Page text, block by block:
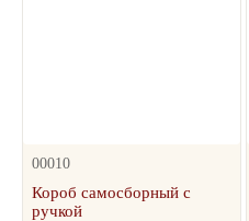
00010
Короб самосборный с
ручкой